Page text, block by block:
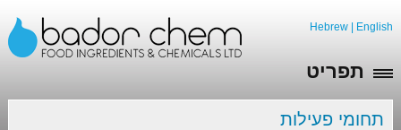
Hebrew English
תפריט
תחומי פעילות